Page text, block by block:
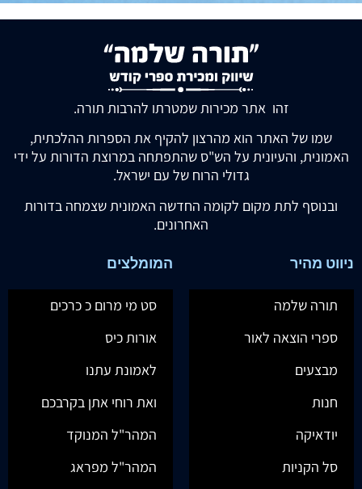
זהו אתר מכירות שמטרתו להרבות תורה.
שמו של האתר הוא מהרצון להקיף את הספרות ההלכתית,
האמונית, והעיונית על הש"ס שהתפתחה במרוצת הדורות על ידי
גדולי הרוח של עם ישראל.
ובנוסף לתת מקום לקומה החדשה האמונית שצמחה בדורות
האחרונים.
ניווט מהיר
תורה שלמה
ספרי הוצאה לאור
מבצעים
חנות
יודאיקה
סל הקניות
המומלצים
סט מי מרום כ כרכים
אורות כיס
לאמונת עתנו
ואת רוחי אתן בקרבכם
המהר"ל המנוקד
המהר"ל מפראג